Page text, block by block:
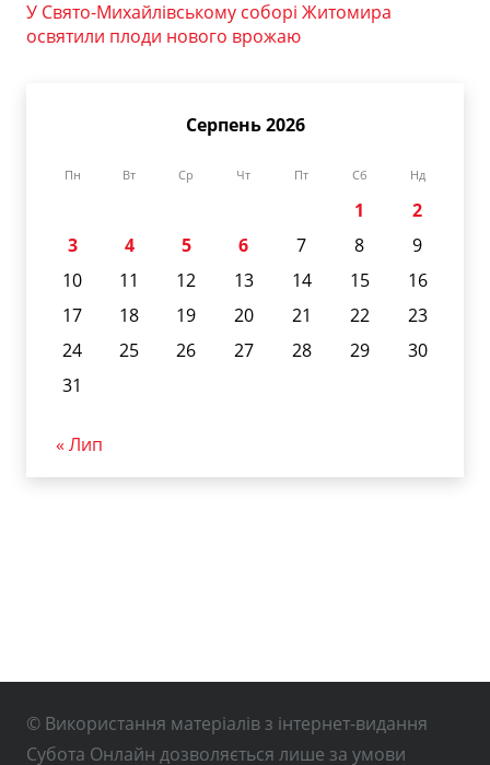
У Свято-Михайлівському соборі Житомира
освятили плоди нового врожаю
Серпень 2026
Пн Вт Ср Чт Пт Сб Нд
1
2
3
4 5 6 7 8
9
10
11 12 13 14 15
16
17
18 19 20 21 22
23
24
25 26 27 28 29
30
31
« Лип
© Використання матеріалів з інтернет-видання
Субота Онлайн дозволяється лише за умови